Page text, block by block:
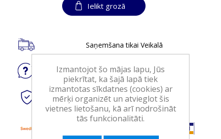
Ielikt grozā
Saņemšana tikai Veikalā
Jautājietpar produktu
Drošitiešsaistes maksājumi
Izmantojot šo mājas lapu, Jūs
piekrītat, ka šajā lapā tiek
izmantotas sīkdatnes (cookies) ar
mērķi organizēt un atvieglot šis
vietnes lietošanu, kā arī nodrošināt
tās funkcionalitāti.